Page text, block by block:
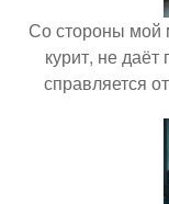
Со стороны мой
курит, не
справляется